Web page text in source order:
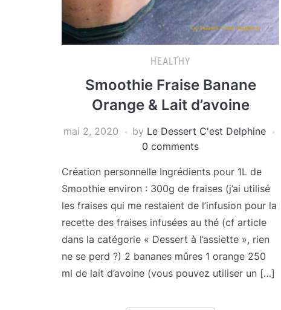
HEALTHY
Smoothie Fraise Banane
Orange & Lait d’avoine
mai 2, 2020 by Le Dessert C'est Delphine
0 comments
Création personnelle Ingrédients pour 1L de
Smoothie environ : 300g de fraises (j’ai utilisé
les fraises qui me restaient de l’infusion pour la
recette des fraises infusées au thé (cf article
dans la catégorie « Dessert à l’assiette », rien
ne se perd ?) 2 bananes mûres 1 orange 250
ml de lait d’avoine (vous pouvez utiliser un […]